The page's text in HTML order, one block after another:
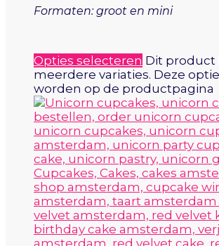
Formaten: groot en mini
Opties selecteren Dit product
meerdere variaties. Deze
worden op de productpagina